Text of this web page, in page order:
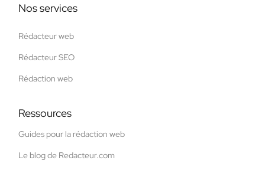
Nos services
Rédacteur web
Rédacteur SEO
Rédaction web
Ressources
Guides pour la rédaction web
Le blog de Redacteur.com